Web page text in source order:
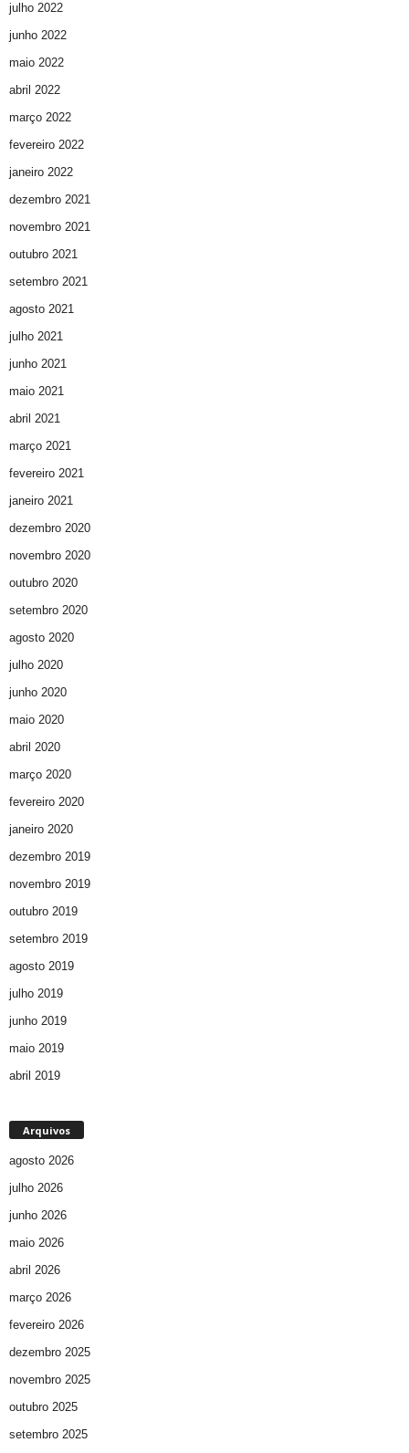
julho 2022
junho 2022
maio 2022
abril 2022
março 2022
fevereiro 2022
janeiro 2022
dezembro 2021
novembro 2021
outubro 2021
setembro 2021
agosto 2021
julho 2021
junho 2021
maio 2021
abril 2021
março 2021
fevereiro 2021
janeiro 2021
dezembro 2020
novembro 2020
outubro 2020
setembro 2020
agosto 2020
julho 2020
junho 2020
maio 2020
abril 2020
março 2020
fevereiro 2020
janeiro 2020
dezembro 2019
novembro 2019
outubro 2019
setembro 2019
agosto 2019
julho 2019
junho 2019
maio 2019
abril 2019
Arquivos
agosto 2026
julho 2026
junho 2026
maio 2026
abril 2026
março 2026
fevereiro 2026
dezembro 2025
novembro 2025
outubro 2025
setembro 2025